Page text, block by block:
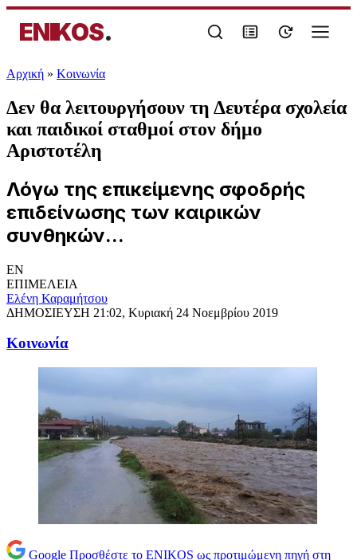
ENIKOS.
Αρχική » Κοινωνία
Δεν θα λειτουργήσουν τη Δευτέρα σχολεία
και παιδικοί σταθμοί στον δήμο
Αριστοτέλη
Λόγω της επικείμενης σφοδρής
επιδείνωσης των καιρικών
συνθηκών...
EN
ΕΠΙΜΕΛΕΙΑ
Ελένη Καραμήτσου
ΔΗΜΟΣΙΕΥΣΗ 21:02, Κυριακή 24 Νοεμβρίου 2019
Κοινωνία
Google Προσθέστε το ENIKOS ως προτιμώμενη πηγή στη